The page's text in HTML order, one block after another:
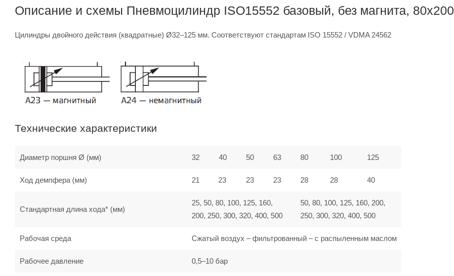
Описание и схемы Пневмоцилиндр ISO15552 базовый, без магнита, 80x200
Цилиндры двойного действия (квадратные) Ø32–125 мм. Соответствуют стандартам ISO 15552 / VDMA 24562
Технические характеристики
Диаметр поршня Ø (мм) 32 40 50 63 80 100 125
Ход демпфера (мм) 21 23 23 23 28 28 40
Стандартная длина хода* (мм)
25, 50, 80, 100, 125, 160,
200, 250, 300, 320, 400, 500
50, 80, 100, 125, 160, 200,
250, 300, 320, 400, 500
Рабочая среда Сжатый воздух – фильтрованный – с распыленным маслом
Рабочее давление 0,5–10 бар